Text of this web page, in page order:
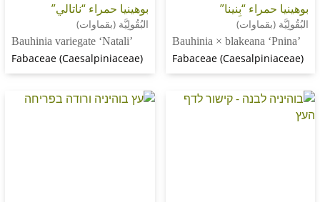
“بِنينا”
Bauhinia × blakeana
Fabaceae
بوهينيا حمراء “ناتالي”
البُقُولِيَّة (بقماوات)
Bauhinia variegate ‘Natali’
Fabaceae (Caesalpiniaceae)